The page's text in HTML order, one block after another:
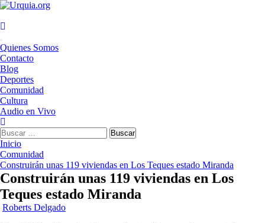
Saltar
contenido
Menú
principal
Quienes Somos
Contacto
Blog
Deportes
Comunidad
Cultura
Audio en Vivo
Buscar:
Inicio
Comunidad
Construirán unas 119 viviendas en Los Teques estado Miranda
Construirán unas 119 viviendas en Los
Teques estado Miranda
Roberts Delgado